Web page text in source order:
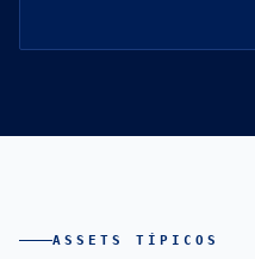
ASSETS TÍPICOS